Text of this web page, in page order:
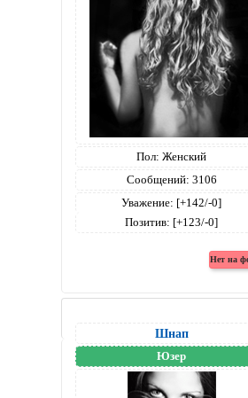
Пол: Женский
Сообщений: 3106
Уважение: [+142/-0]
Позитив: [+123/-0]
Шнап
Юзер